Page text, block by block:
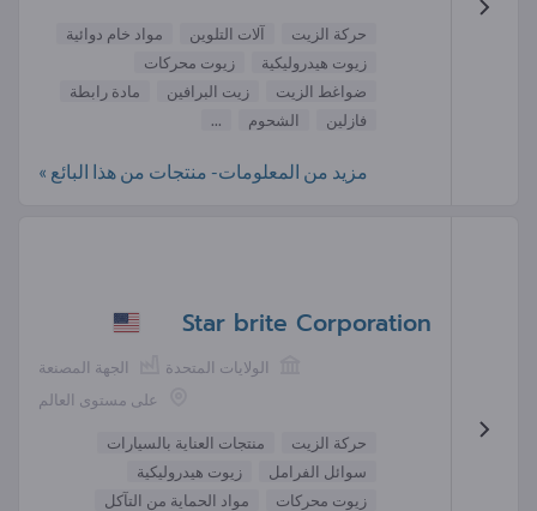
حركة الزيت آلات التلوين
مواد خام دوائية
زيوت هيدروليكية
زيوت محركات
ضواغط الزيت
زيت البرافين
مادة رابطة
فازلين
الشحوم ...
مزيد من المعلومات- منتجات من هذا البائع »
Star brite Corporation
الجهة المصنعة
الولايات المتحدة
على مستوى العالم
حركة الزيت
منتجات العناية بالسيارات
سوائل الفرامل
زيوت هيدروليكية
زيوت محركات
مواد الحماية من التآكل